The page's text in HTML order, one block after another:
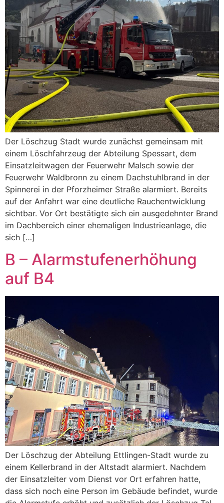
Der Löschzug Stadt wurde zunächst gemeinsam mit
einem Löschfahrzeug der Abteilung Spessart, dem
Einsatzleitwagen der Feuerwehr Malsch sowie der
Feuerwehr Waldbronn zu einem Dachstuhlbrand in der
Spinnerei in der Pforzheimer Straße alarmiert. Bereits
auf der Anfahrt war eine deutliche Rauchentwicklung
sichtbar. Vor Ort bestätigte sich ein ausgedehnter Brand
im Dachbereich einer ehemaligen Industrieanlage, die
sich […]
B – Alarmstufenerhöhung
auf B4
Der Löschzug der Abteilung Ettlingen-Stadt wurde zu
einem Kellerbrand in der Altstadt alarmiert. Nachdem
der Einsatzleiter vom Dienst vor Ort erfahren hatte,
dass sich noch eine Person im Gebäude befindet, wurde